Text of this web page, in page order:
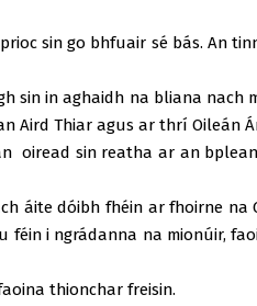
sin go bhfuair sé bás. An
sin in aghaidh na bliana nach
Aird Thiar agus ar thrí Oileán
oiread sin reatha ar an
áite dóibh fhéin ar fhoirne na
i ngrádanna na mionúir,
thionchar freisin.